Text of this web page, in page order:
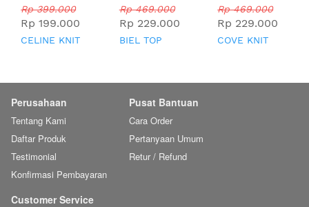
Rp 399.000
Rp 199.000
CELINE KNIT
Rp 469.000
Rp 229.000
BIEL TOP
Rp 469.000
Rp 229.000
COVE KNIT
Perusahaan
Tentang Kami
Daftar Produk
Testimonial
Konfirmasi Pembayaran
Pusat Bantuan
Cara Order
Pertanyaan Umum
Retur / Refund
Customer Service